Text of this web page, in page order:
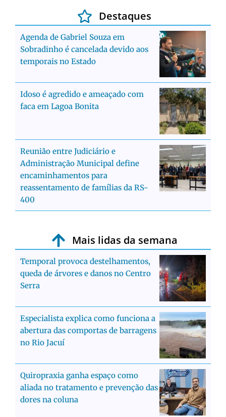
Destaques
Agenda de Gabriel Souza em
Sobradinho é cancelada devido aos
temporais no Estado
Idoso é agredido e ameaçado com
faca em Lagoa Bonita
Reunião entre Judiciário e
Administração Municipal define
encaminhamentos para
reassentamento de famílias da RS-
400
Mais lidas da semana
Temporal provoca destelhamentos,
queda de árvores e danos no Centro
Serra
Especialista explica como funciona a
abertura das comportas de barragens
no Rio Jacuí
Quiropraxia ganha espaço como
aliada no tratamento e prevenção das
dores na coluna